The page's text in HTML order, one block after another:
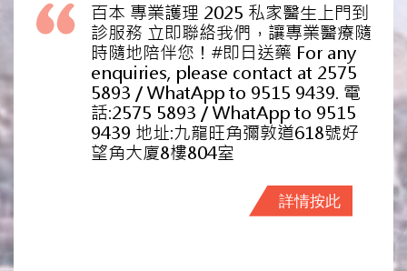
百本 專業護理 2025 私家醫生上門到
診服務 立即聯絡我們，讓專業醫療隨
時隨地陪伴您！#即日送藥 For any
enquiries, please contact at 2575
5893 / WhatApp to 9515 9439. 電
話:2575 5893 / WhatApp to 9515
9439 地址:九龍旺角彌敦道618號好
望角大廈8樓804室
詳情按此